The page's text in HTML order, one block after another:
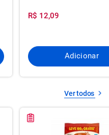
R$ 12,09
Adicionar
Ver todos